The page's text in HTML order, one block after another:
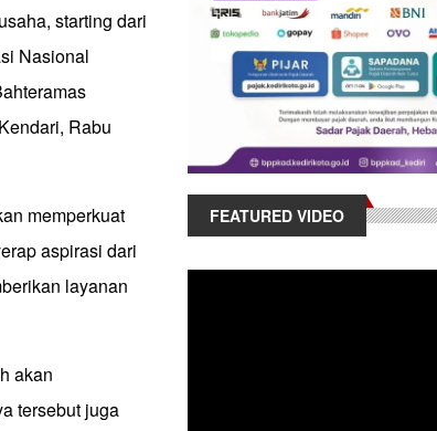
starting dari
Nasional
Rabu
memperkuat
aspirasi dari
layanan
akan
tersebut juga
FEATURED VIDEO